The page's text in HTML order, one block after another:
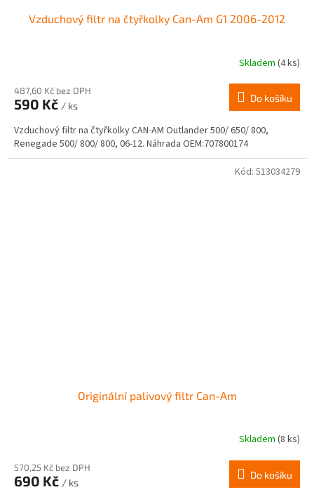
Vzduchový filtr na čtyřkolky Can-Am G1 2006-2012
Skladem (4 ks)
487,60 Kč bez DPH
590 Kč / ks
Do košíku
Vzduchový filtr na čtyřkolky CAN-AM Outlander 500/ 650/ 800,
Renegade 500/ 800/ 800, 06-12. Náhrada OEM:707800174
Originální palivový filtr Can-Am
Skladem (8 ks)
570,25 Kč bez DPH
690 Kč / ks
Do košíku
Kód: 513034279